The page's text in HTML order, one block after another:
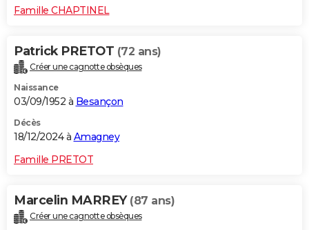
Famille CHAPTINEL
Patrick PRETOT (72 ans)
Créer une cagnotte obsèques
Naissance
03/09/1952 à Besançon
Décès
18/12/2024 à Amagney
Famille PRETOT
Marcelin MARREY (87 ans)
Créer une cagnotte obsèques